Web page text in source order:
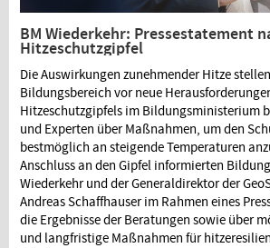
BM Wiederkehr: Pressestatement
Hitzeschutzgipfel
Die Auswirkungen zunehmender Hitze
Bildungsbereich vor neue
Hitzeschutzgipfels im Bildungsministerium
und Experten über Maßnahmen, um den
bestmöglich an steigende Temperaturen
Anschluss an den Gipfel informierten
Wiederkehr und der Generaldirektor der
Andreas Schaffhauser im Rahmen eines
die Ergebnisse der Beratungen sowie über
und langfristige Maßnahmen für